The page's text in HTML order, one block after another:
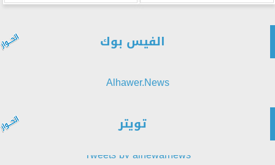
الفيس بوك
Alhawer.News
تويتر
Tweets by alhewarnews